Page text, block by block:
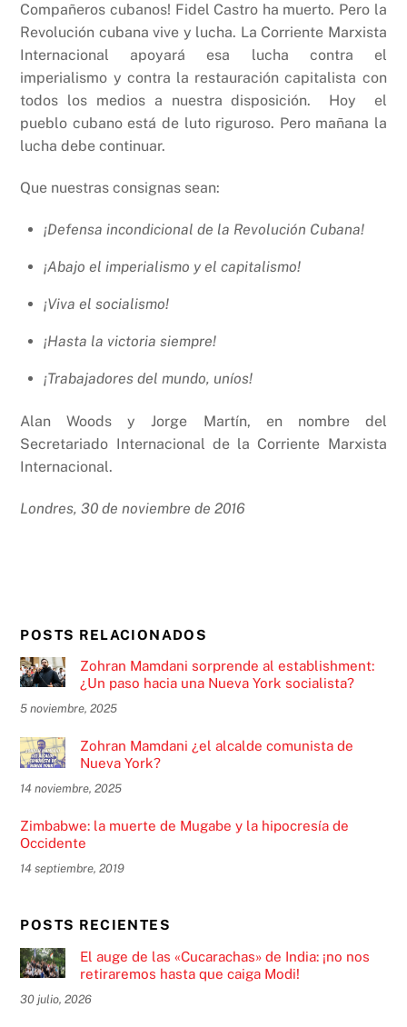
Compañeros cubanos! Fidel Castro ha muerto. Pero la
Revolución cubana vive y lucha. La Corriente Marxista
Internacional apoyará esa lucha contra el
imperialismo y contra la restauración capitalista con
todos los medios a nuestra disposición. Hoy el
pueblo cubano está de luto riguroso. Pero mañana la
lucha debe continuar.
Que nuestras consignas sean:
¡Defensa incondicional de la Revolución Cubana!
¡Abajo el imperialismo y el capitalismo!
¡Viva el socialismo!
¡Hasta la victoria siempre!
¡Trabajadores del mundo, uníos!
Alan Woods y Jorge Martín, en nombre del
Secretariado Internacional de la Corriente Marxista
Internacional.
Londres, 30 de noviembre de 2016
POSTS RELACIONADOS
Zohran Mamdani sorprende al establishment:
¿Un paso hacia una Nueva York socialista?
5 noviembre, 2025
Zohran Mamdani ¿el alcalde comunista de
Nueva York?
14 noviembre, 2025
Zimbabwe: la muerte de Mugabe y la hipocresía de
Occidente
14 septiembre, 2019
POSTS RECIENTES
El auge de las «Cucarachas» de India: ¡no nos
retiraremos hasta que caiga Modi!
30 julio, 2026